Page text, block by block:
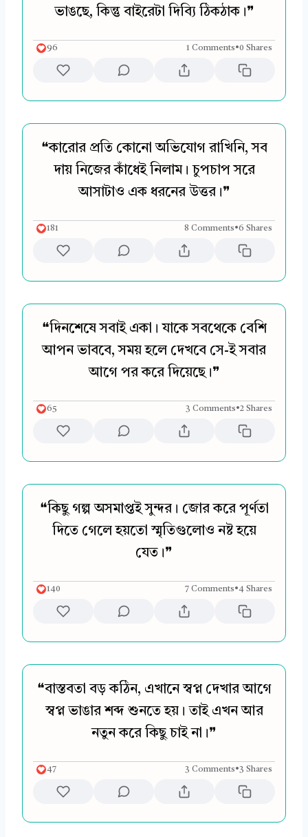
ভাঙছে, কিন্তু বাইরেটা দিব্যি ঠিকঠাক।❞
96 1 Comments•0 Shares
❝কারোর প্রতি কোনো অভিযোগ রাখিনি, সব
দায় নিজের কাঁধেই নিলাম। চুপচাপ সরে
আসাটাও এক ধরনের উত্তর।❞
181 8 Comments•6 Shares
❝দিনশেষে সবাই একা। যাকে সবথেকে বেশি
আপন ভাববে, সময় হলে দেখবে সে-ই সবার
আগে পর করে দিয়েছে।❞
65 3 Comments•2 Shares
❝কিছু গল্প অসমাপ্তই সুন্দর। জোর করে পূর্ণতা
দিতে গেলে হয়তো স্মৃতিগুলোও নষ্ট হয়ে
যেত।❞
140 7 Comments•4 Shares
❝বাস্তবতা বড় কঠিন, এখানে স্বপ্ন দেখার আগে
স্বপ্ন ভাঙার শব্দ শুনতে হয়। তাই এখন আর
নতুন করে কিছু চাই না।❞
47 3 Comments•3 Shares